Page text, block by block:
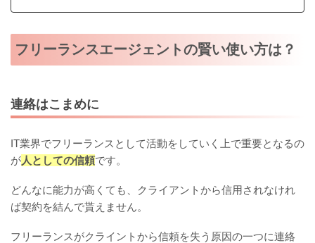
フリーランスエージェントの賢い使い方は？
連絡はこまめに
IT業界でフリーランスとして活動をしていく上で重要となるの
が人としての信頼です。
どんなに能力が高くても、クライアントから信用されなけれ
ば契約を結んで貰えません。
フリーランスがクライントから信頼を失う原因の一つに連絡